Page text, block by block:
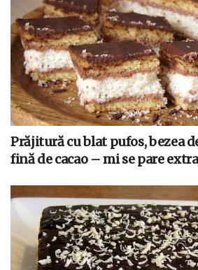
Prăjitură cu blat pufos, bezea
fină de cacao – mi se pare